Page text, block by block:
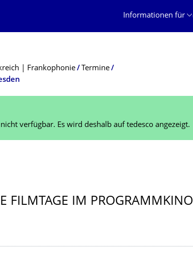
Informationen für
| Frankophonie
Termine
verfügbar. Es wird deshalb auf tedesco angezeigt.
FILMTAGE IM PROGRAMMKINO